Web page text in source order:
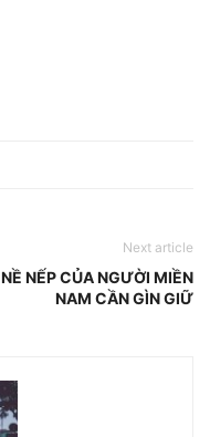
Next article
NỀ NẾP CỦA NGƯỜI MIỀN
NAM CẦN GÌN GIỮ